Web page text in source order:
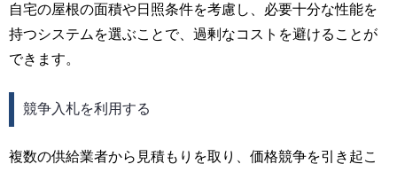
自宅の屋根の面積や日照条件を考慮し、必要十分な性能を
持つシステムを選ぶことで、過剰なコストを避けることが
できます。
競争入札を利用する
複数の供給業者から見積もりを取り、価格競争を引き起こ